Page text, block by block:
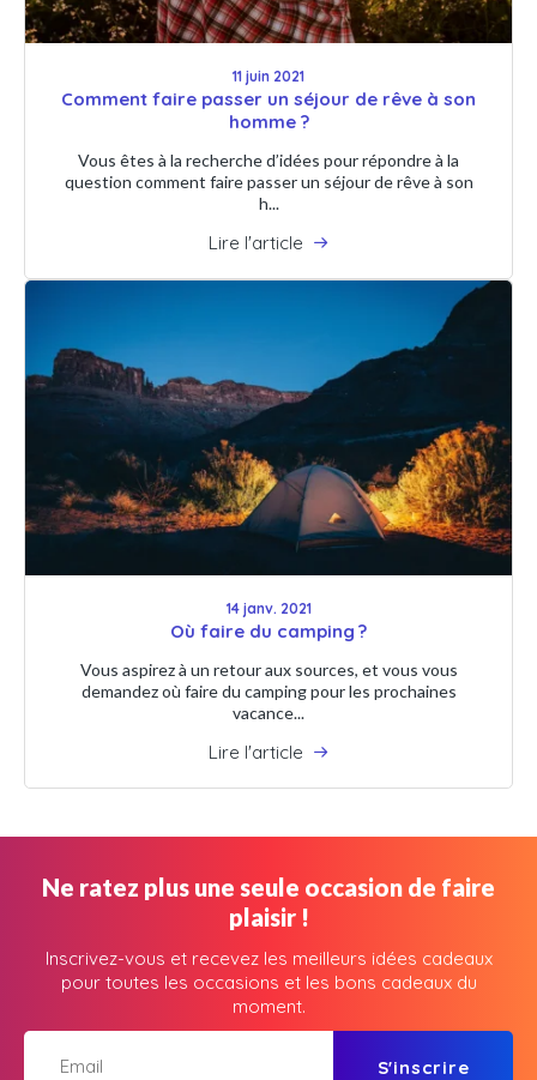
11 juin 2021
Comment faire passer un séjour de rêve à son
homme ?
Vous êtes à la recherche d’idées pour répondre à la
question comment faire passer un séjour de rêve à son
h...
Lire l'article
14 janv. 2021
Où faire du camping ?
Vous aspirez à un retour aux sources, et vous vous
demandez où faire du camping pour les prochaines
vacance...
Lire l'article
Ne ratez plus une seule occasion de faire
plaisir !
Inscrivez-vous et recevez les meilleurs idées cadeaux
pour toutes les occasions et les bons cadeaux du
moment.
S'inscrire